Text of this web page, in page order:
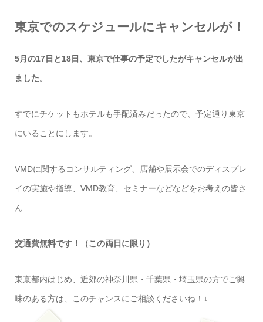
東京でのスケジュールにキャンセルが！
5月の17日と18日、東京で仕事の予定でしたがキャンセルが出
ました。
すでにチケットもホテルも手配済みだったので、予定通り東京
にいることにします。
VMDに関するコンサルティング、店舗や展示会でのディスプレ
イの実施や指導、VMD教育、セミナーなどなどをお考えの皆さ
ん
交通費無料です！（この両日に限り）
東京都内はじめ、近郊の神奈川県・千葉県・埼玉県の方でご興
味のある方は、このチャンスにご相談くださいね！↓